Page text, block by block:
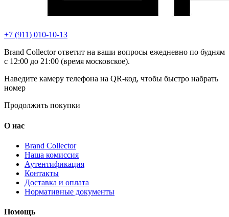
+7 (911) 010-10-13
Brand Collector ответит на ваши вопросы ежедневно по будням
с 12:00 до 21:00 (время московское).
Наведите камеру телефона на QR-код, чтобы быстро набрать
номер
Продолжить покупки
О нас
Brand Collector
Наша комиссия
Аутентификация
Контакты
Доставка и оплата
Нормативные документы
Помощь